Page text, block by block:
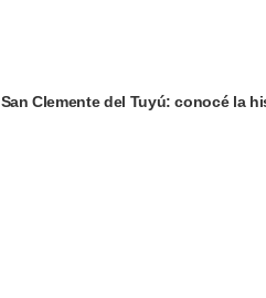
San Clemente del Tuyú: conocé la